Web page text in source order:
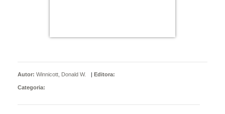
Autor: Winnicott, Donald W. | Editora:
Categoria: